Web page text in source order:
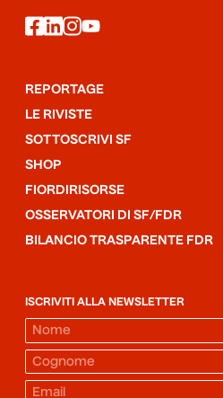
facebook
linkedin
instagram
youtube
REPORTAGE
LE RIVISTE
SOTTOSCRIVI SF
SHOP
FIORDIRISORSE
OSSERVATORI DI SF/FDR
BILANCIO TRASPARENTE FDR
ISCRIVITI ALLA NEWSLETTER